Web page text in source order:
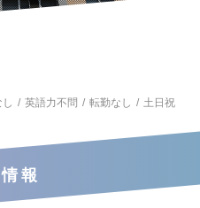
英語力不問 転勤なし
土日祝
報